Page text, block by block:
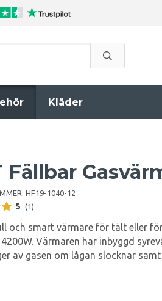
Kläder
Fällbar
HF19-1040-12
5 (1)
och smart värmare för tält eller
Värmaren har inbyggd
av gasen om lågan slocknar